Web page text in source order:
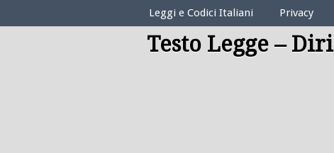
Elenco Codici Legali
Leggi e Codici Italiani Privacy
Testo Legge –